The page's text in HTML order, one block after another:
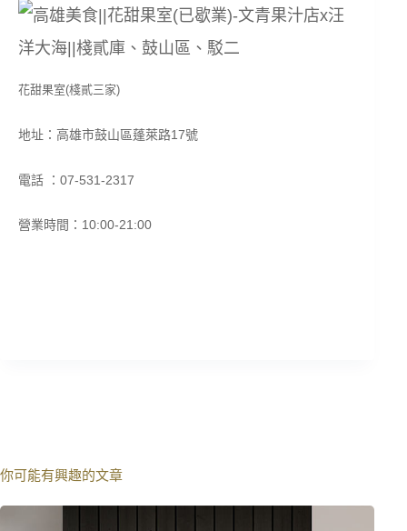
花甜果室(棧貳三家)
地址：高雄市鼓山區蓬萊路17號
電話 ：07-531-2317
營業時間：10:00-21:00
你可能有興趣的文章